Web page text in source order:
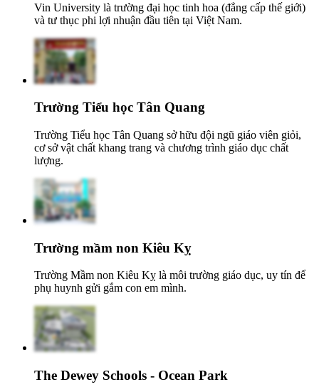
Vin University là trường đại học tinh hoa (đẳng cấp thế giới)
và tư thục phi lợi nhuận đầu tiên tại Việt Nam.
Trường Tiểu học Tân Quang
Trường Tiểu học Tân Quang sở hữu đội ngũ giáo viên giỏi,
cơ sở vật chất khang trang và chương trình giáo dục chất
lượng.
Trường mầm non Kiêu Kỵ
Trường Mầm non Kiêu Kỵ là môi trường giáo dục, uy tín để
phụ huynh gửi gắm con em mình.
The Dewey Schools - Ocean Park